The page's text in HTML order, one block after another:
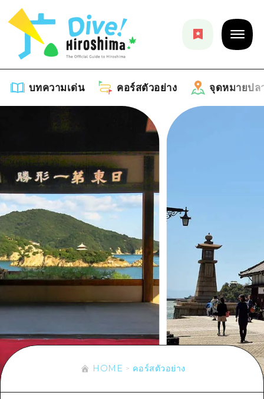
บทความเด่น คอร์สตัวอย่าง จุดหมายปล
รายการ
คำแนะนำ
ศิลปะ
งานอีเว้นท์ / เทศกาล
อาหารรสเลิศ / สุรา
การปั่นจักรยาน
ช้อปปิ้ง
คอร์สตัวอย่าง
รายการ
คู่มือ Dive! Hiroshima
ฮิโรชิม่า โมชิ โมชิ ทราเวล
บริเวณรอบเมืองฮิโรชิม่า
บิโฮค
เกโฮค
จุดหมายปลายทาง
รายการ
บริเวณรอบเมืองฮิโรชิม่า
อากิ
บิงโก
เกโฮคุ
บริเวณรอบๆ มิยาจิมะ
ยามากุจิตะวันออก
อีเว้นท์
ข้อมูลตามฤดูกาล
ข้อมูลที่เป็นประโยชน์
รายการ
HOME
HOME คอร์สตัวอย่าง